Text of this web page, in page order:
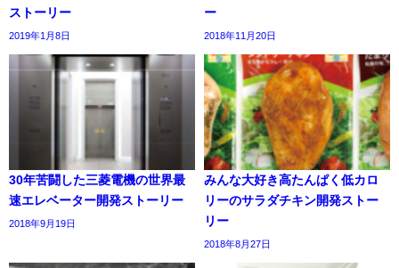
ストーリー
2019年1月8日
ー
2018年11月20日
30年苦闘した三菱電機の世界最
速エレベーター開発ストーリー
2018年9月19日
みんな大好き高たんぱく低カロ
リーのサラダチキン開発ストー
リー
2018年8月27日